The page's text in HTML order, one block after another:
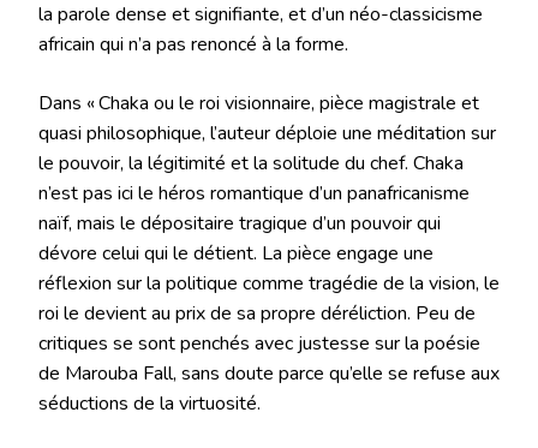
la parole dense et signifiante, et d’un néo-classicisme
africain qui n’a pas renoncé à la forme.
Dans « Chaka ou le roi visionnaire, pièce magistrale et
quasi philosophique, l’auteur déploie une méditation sur
le pouvoir, la légitimité et la solitude du chef. Chaka
n’est pas ici le héros romantique d’un panafricanisme
naïf, mais le dépositaire tragique d’un pouvoir qui
dévore celui qui le détient. La pièce engage une
réflexion sur la politique comme tragédie de la vision, le
roi le devient au prix de sa propre déréliction. Peu de
critiques se sont penchés avec justesse sur la poésie
de Marouba Fall, sans doute parce qu’elle se refuse aux
séductions de la virtuosité.